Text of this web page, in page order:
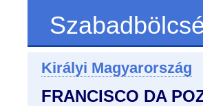
Királyi Magyarország
FRANCISCO DA